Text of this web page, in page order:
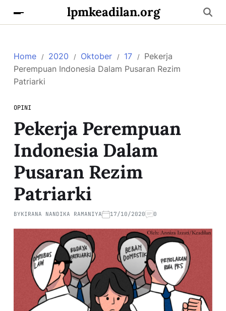
lpmkeadilan.org
Home 2020 Oktober 17
Pekerja
Perempuan Indonesia Dalam Pusaran Rezim
Patriarki
OPINI
Pekerja Perempuan
Indonesia Dalam
Pusaran Rezim
Patriarki
BYKIRANA NANDIKA RAMANIYA 17/10/2020 0